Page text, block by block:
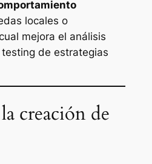
locales o
mejora el análisis
testing de estrategias
creación de